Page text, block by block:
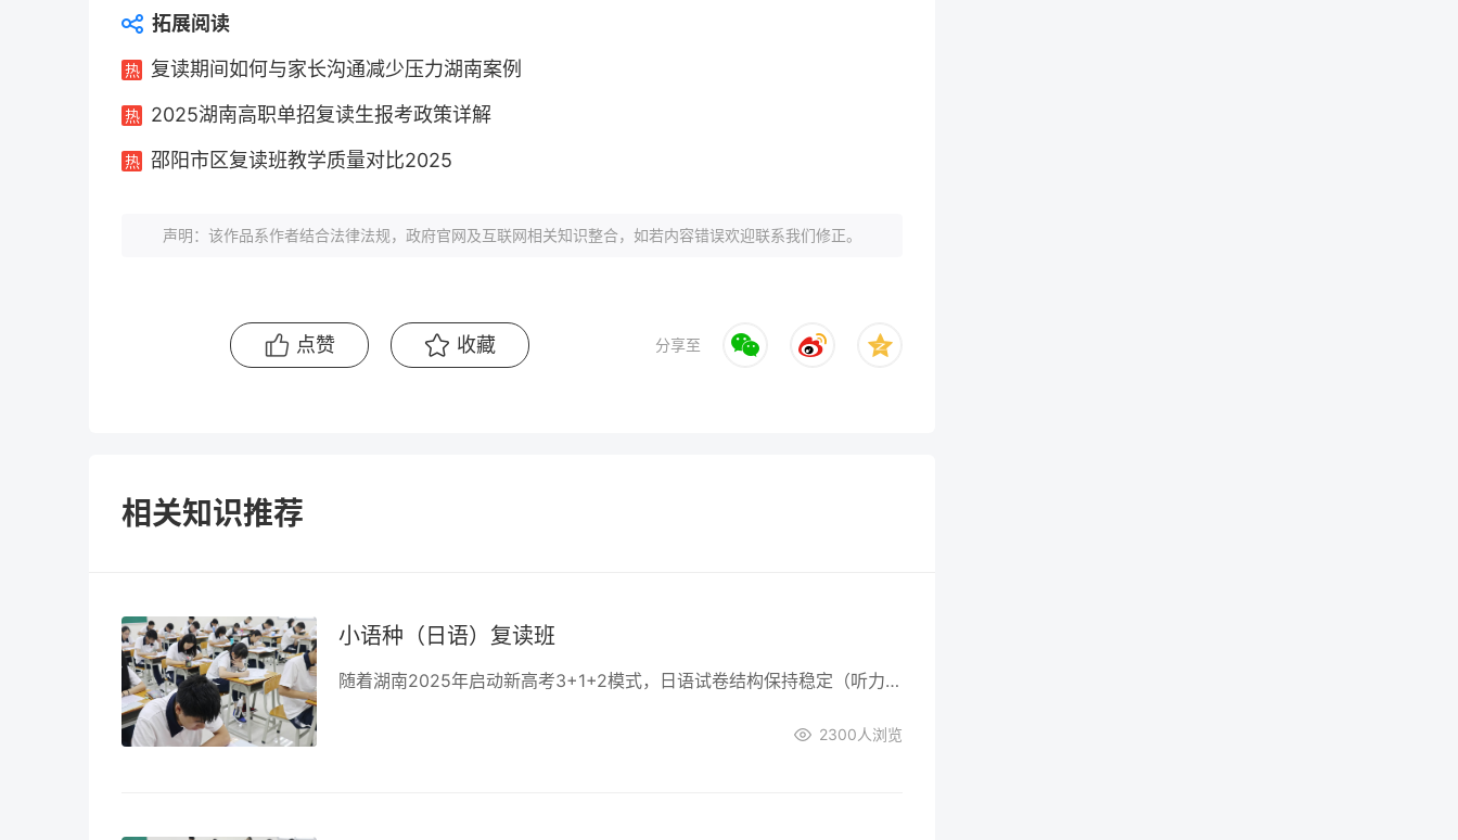
拓展阅读
复读期间如何与家长沟通减少压力湖南案例
2025湖南高职单招复读生报考政策详解
邵阳市区复读班教学质量对比2025
声明：该作品系作者结合法律法规，政府官网及互联网相关知识整合，如若内容错误欢迎联系我们修正。
点赞 收藏 分享至
相关知识推荐
小语种（日语）复读班
随着湖南2025年启动新高考3+1+2模式，日语试卷结构保持稳定（听力30分+知识运用40分+阅读50分+作文30分）。但需注意，2026年起可能增加口语测试，2025届或是最后一批享受现有题型红利的考生。
2300 人浏览